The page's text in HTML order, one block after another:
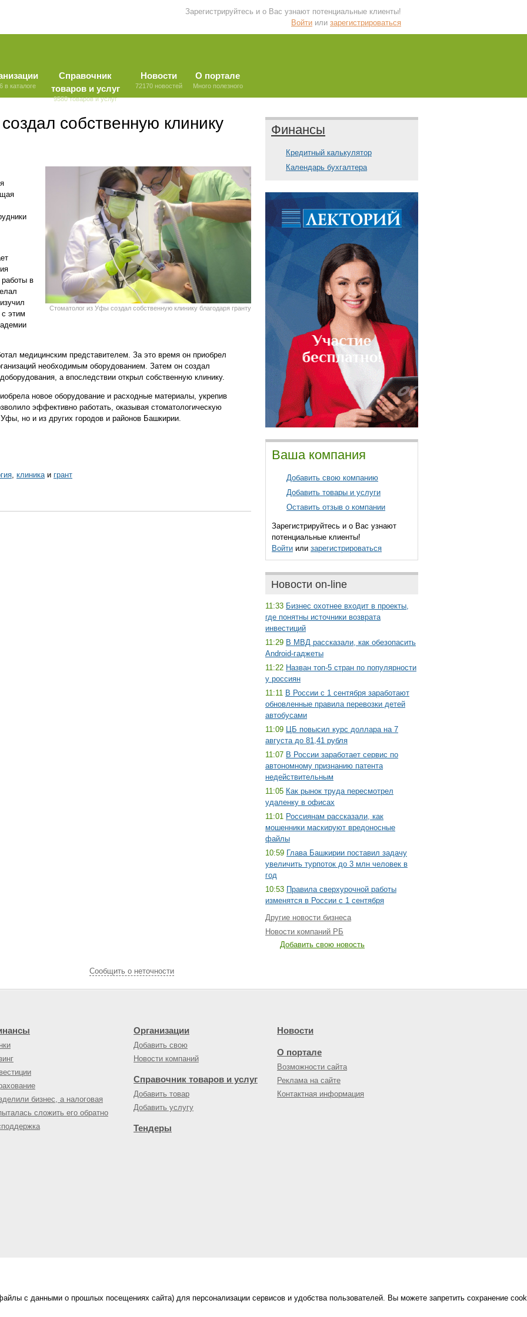
Зарегистрируйтесь и о Вас узнают потенциальные клиенты!
Войти или зарегистрироваться
в каталоге
Справочник
товаров и услуг
9580 товаров и услуг
Новости
72170 новостей
О портале
Много полезного
собственную клинику
Стоматолог из Уфы создал собственную клинику благодаря гранту
в
этим
медицинским представителем. За это время он приобрел
необходимым оборудованием. Затем он создал
а впоследствии открыл собственную клинику.
новое оборудование и расходные материалы, укрепив
эффективно работать, оказывая стоматологическую
но и из других городов и районов Башкирии.
, клиникаи грант
Финансы
Кредитный калькулятор
Календарь бухгалтера
Ваша компания
Добавить свою компанию
Добавить товары и услуги
Оставить отзыв о компании
Зарегистрируйтесь и о Вас узнают
потенциальные клиенты!
Войти или зарегистрироваться
с данными о прошлых посещениях сайта) для персонализации сервисов и удобства пользователей. Вы можете запретить сохранение
Новости on-line
11:33 Бизнес охотнее входит в проекты,
где понятны источники возврата
инвестиций
11:29 В МВД рассказали, как обезопасить
Android-гаджеты
11:22 Назван топ-5 стран по популярности
у россиян
11:11 В России с 1 сентября заработают
обновленные правила перевозки детей
автобусами
11:09 ЦБ повысил курс доллара на 7
августа до 81,41 рубля
11:07 В России заработает сервис по
автономному признанию патента
недействительным
11:05 Как рынок труда пересмотрел
удаленку в офисах
11:01 Россиянам рассказали, как
мошенники маскируют вредоносные
файлы
10:59 Глава Башкирии поставил задачу
увеличить турпоток до 3 млн человек в
год
10:53 Правила сверхурочной работы
изменятся в России с 1 сентября
Другие новости бизнеса
Новости компаний РБ
Добавить свою новость
Cообщить о неточности
бизнес, а налоговая
сложить его обратно
Организации
Добавить свою
Новости компаний
Справочник товаров и услуг
Добавить товар
Добавить услугу
Тендеры
Новости
О портале
Возможности сайта
Реклама на сайте
Контактная информация
портал